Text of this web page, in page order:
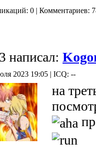
0 | Комментариев:
написал:
2023 19:05 | ICQ: --
на